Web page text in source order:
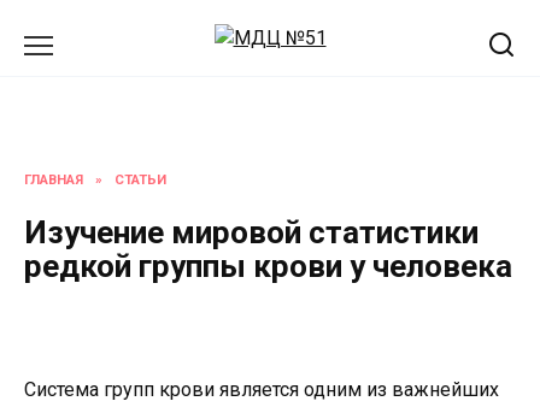
ГЛАВНАЯ » СТАТЬИ
Изучение мировой статистики
редкой группы крови у человека
Система групп крови является одним из важнейших